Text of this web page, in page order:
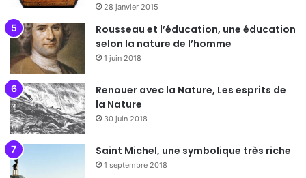
28 janvier 2015
Rousseau et l’éducation, une éducation
selon la nature de l’homme
1 juin 2018
Renouer avec la Nature, Les esprits de
la Nature
30 juin 2018
Saint Michel, une symbolique très riche
1 septembre 2018